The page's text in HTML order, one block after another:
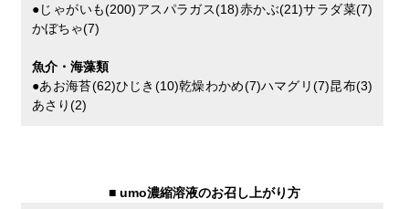
●じゃがいも(200)アスパラガス(18)赤かぶ(21)サラダ菜(7)
かぼちゃ(7)
魚介・海藻類
●あお海苔(62)ひじき(10)乾燥わかめ(7)ハマグリ(7)昆布(3)
あさり(2)
■ umo濃縮溶液のお召し上がり方